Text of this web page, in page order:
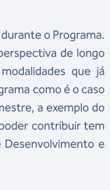
o Programa.
de longo
que já
como é o caso
a exemplo do
contribuir tem
e